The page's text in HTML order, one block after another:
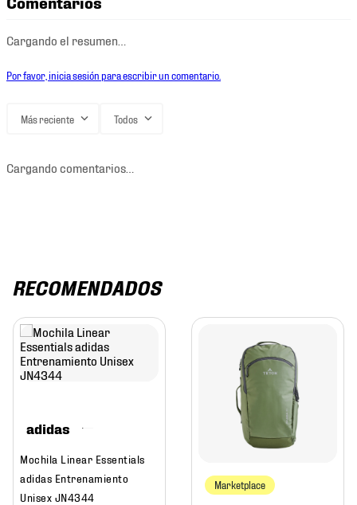
Cargando el resumen…
Por favor, inicia sesión para escribir un comentario.
Más reciente Todos
Cargando comentarios…
RECOMENDADOS
adidas
Mochila Linear Essentials
adidas Entrenamiento
Unisex JN4344
Marketplace